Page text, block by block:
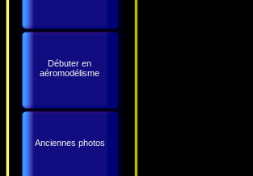
Débuter en
aéromodélisme
Anciennes photos